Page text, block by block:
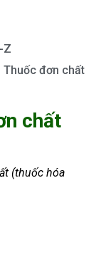
Z
Thuốc đơn chất
chất
(thuốc hóa